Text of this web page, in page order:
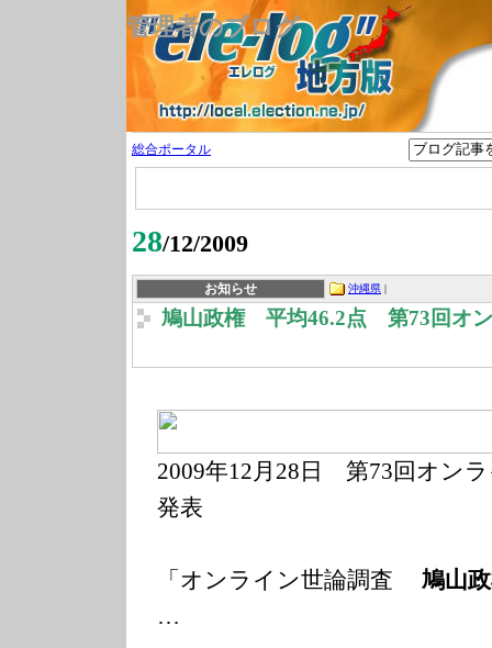
管理者のブログ
総合ポータル
28/12/2009
お知らせ 沖縄県 |
鳩山政権 平均46.2点 第73回オン
2009年12月28 日 第73回オンラ
発表
「オンライン世論調査 鳩山
…